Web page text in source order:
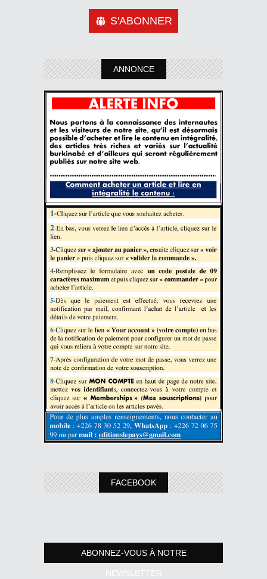
S'ABONNER
ANNONCE
FACEBOOK
ABONNEZ-VOUS À NOTRE
NEWSLETTER